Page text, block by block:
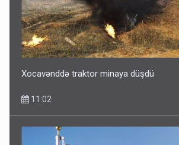
Xocavənddə traktor minaya düşdü
11:02